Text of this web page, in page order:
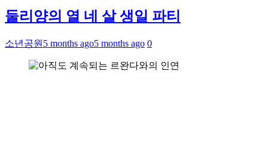
둘리양의 열 네 살 생일 파티
소년공원 5 months ago5 months ago 0